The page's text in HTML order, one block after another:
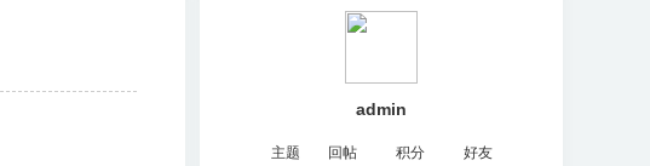
admin
主题
回帖
积分
好友